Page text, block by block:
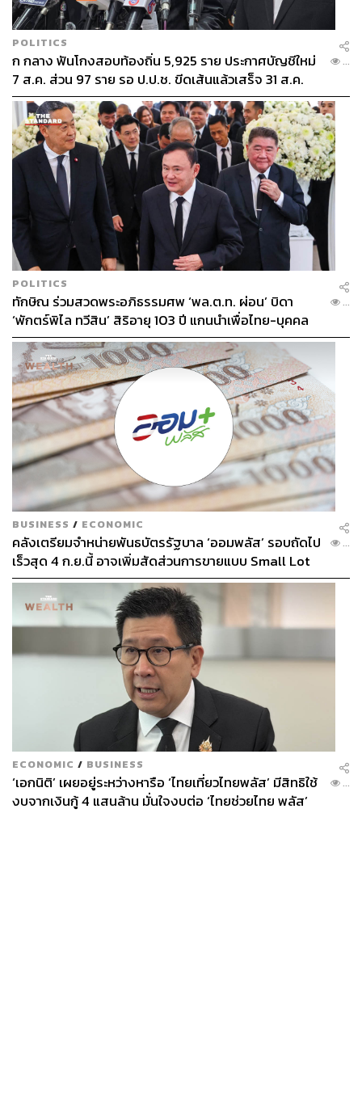
POLITICS
ก กลาง ฟันโกงสอบท้องถิ่น 5,925 ราย ประกาศบัญชีใหม่
7 ส.ค. ส่วน 97 ราย รอ ป.ป.ช. ขีดเส้นแล้วเสร็จ 31 ส.ค.
...
POLITICS
ทักษิณ ร่วมสวดพระอภิธรรมศพ ‘พล.ต.ท. ผ่อน’ บิดา
‘พักตร์พิไล ทวีสิน’ สิริอายุ 103 ปี แกนนำเพื่อไทย-บุคคล
หลากวงการร่วมอาลัย
...
BUSINESS / ECONOMIC
คลังเตรียมจำหน่ายพันธบัตรรัฐบาล ‘ออมพลัส’ รอบถัดไป
เร็วสุด 4 ก.ย.นี้ อาจเพิ่มสัดส่วนการขายแบบ Small Lot
First มากขึ้น
...
ECONOMIC / BUSINESS
‘เอกนิติ’ เผยอยู่ระหว่างหารือ ‘ไทยเที่ยวไทยพลัส’ มีสิทธิใช้
งบจากเงินกู้ 4 แสนล้าน มั่นใจงบต่อ ‘ไทยช่วยไทย พลัส’
...